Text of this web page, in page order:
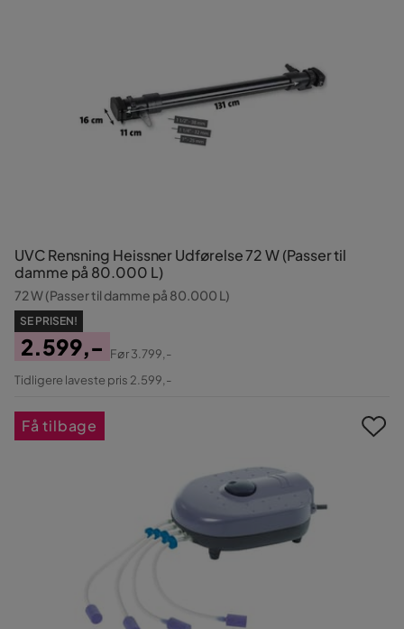
UVC Rensning Heissner Udførelse 72 W (Passer til
damme på 80.000 L)
72 W (Passer til damme på 80.000 L)
SE PRISEN!
Pris
2.599,-
Original
Før3.799,-
Tidligere laveste pris 2.599,-
Få tilbage